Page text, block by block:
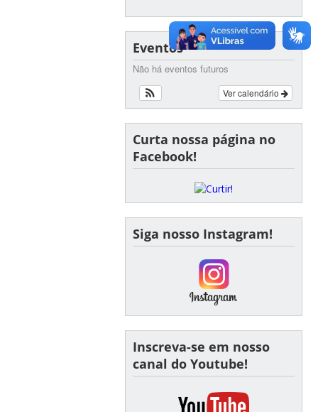
Eventos
Não há eventos futuros
Ver calendário
Curta nossa página no
Facebook!
Siga nosso Instagram!
Inscreva-se em nosso
canal do Youtube!